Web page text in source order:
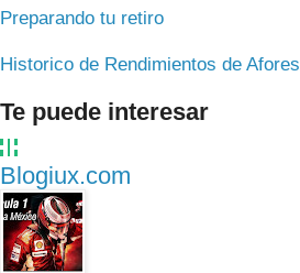
Preparando tu retiro
Historico de Rendimientos de Afores
Te puede interesar
Blogiux.com